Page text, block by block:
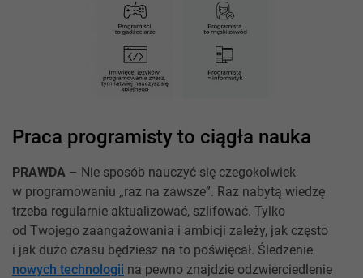
Praca programisty to ciągła nauka
PRAWDA – Nie sposób nauczyć się czegokolwiek
w programowaniu „raz na zawsze”. Raz nabytą wiedzę
trzeba regularnie aktualizować, szlifować. Tylko
od Twojego zaangażowania i ambicji zależy, jak często
i jak dużo czasu będziesz na to poświęcał. Śledzenie
nowych technologii na pewno znajdzie odzwierciedlenie